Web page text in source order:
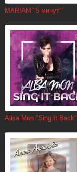
MARIAM "5 минут"
Alisa Mon "Sing It Back"